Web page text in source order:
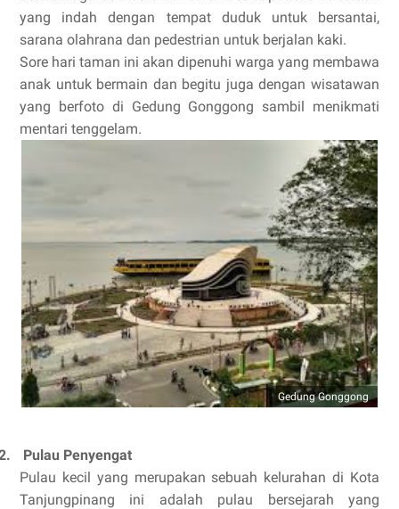
yang indah dengan tempat duduk untuk bersantai,
sarana olahrana dan pedestrian untuk berjalan kaki.
Sore hari taman ini akan dipenuhi warga yang membawa
anak untuk bermain dan begitu juga dengan wisatawan
yang berfoto di Gedung Gonggong sambil menikmati
mentari tenggelam.
Gedung Gonggong
Pulau Penyengat
Pulau kecil yang merupakan sebuah kelurahan di Kota
Tanjungpinang ini adalah pulau bersejarah yang